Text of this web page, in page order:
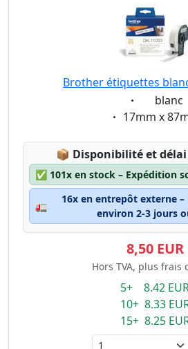
Brother étiquettes
Eigenschaft:
blanc
Eigenschaft:
17mm x
📦 Lagerstatus:
Disponibilité et
✅ 101x en stock – Expédition
🚛
16x en entrepôt externe
environ 2-3 jours
8,50 EUR
Hors TVA, plus frais
5+ 8.42
10+ 8.33
15+ 8.25